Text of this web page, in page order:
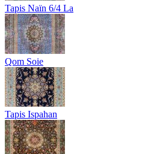
Tapis Naïn 6/4 La
Qom Soie
Tapis Ispahan